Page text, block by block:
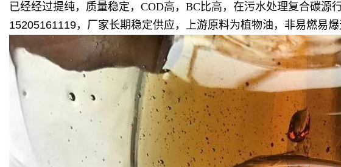
已经经过提纯，质量稳定，COD高，BC比高，在污水处理复合碳
15205161119，厂家长期稳定供应，上游原料为植物油，非易燃易